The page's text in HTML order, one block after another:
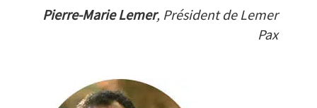
Pierre-Marie Lemer, Président de Lemer
Pax